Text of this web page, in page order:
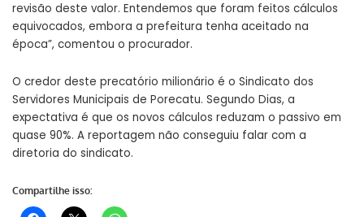
revisão deste valor. Entendemos que foram feitos cálculos
equivocados, embora a prefeitura tenha aceitado na
época”, comentou o procurador.
O credor deste precatório milionário é o Sindicato dos
Servidores Municipais de Porecatu. Segundo Dias, a
expectativa é que os novos cálculos reduzam o passivo em
quase 90%. A reportagem não conseguiu falar com a
diretoria do sindicato.
Compartilhe isso: